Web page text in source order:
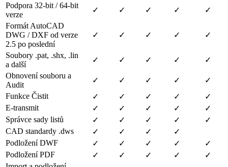
Podpora 32-bit / 64-bit
verze
✓ ✓ ✓ ✓
✓
Formát AutoCAD
DWG / DXF od verze
2.5 po poslední
✓ ✓ ✓ ✓ ✓
Soubory .pat, .shx, .lin
a další
✓ ✓ ✓ ✓
✓
Obnovení souboru a
Audit
✓ ✓ ✓ ✓
✓
Funkce Čistit
✓ ✓ ✓ ✓
✓
E-transmit
✓ ✓ ✓ ✓
✓
Správce sady listů
✓ ✓ ✓ ✓
✓
CAD standardy .dws
✓ ✓ ✓
✓
Podložení DWF
✓ ✓ ✓ ✓
✓
Podložení PDF
✓ ✓ ✓ ✓
✓